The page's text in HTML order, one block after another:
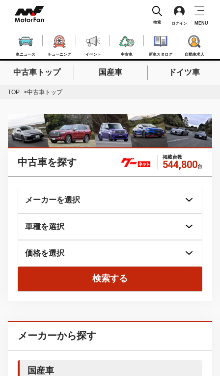
車ニュース チューニング イベント 中古車 新車カタログ 自動車求人
検索 ログイン MENU
検索したいキーワードを入力
中古車トップ 国産車 ドイツ車
TOP 中古車トップ
中古車を探す 掲載台数
544,800台
検索する
メーカーから探す
国産車